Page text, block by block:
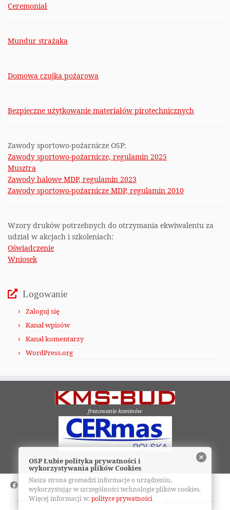
Ceremoniał
Mundur strażaka
Domowa czujka pożarowa
Bezpieczne użytkowanie materiałów pirotechnicznych
Zawody sportowo-pożarnicze OSP:
Zawody sportowo-pożarnicze, regulamin 2025
Musztra
Zawody halowe MDP, regulamin 2023
Zawody sportowo-pożarnicze MDP, regulamin 2010
Wzory druków potrzebnych do otrzymania ekwiwalentu za
udział w akcjach i szkoleniach:
Oświadczenie
Wniosek
Logowanie
Zaloguj się
Kanał wpisów
Kanał komentarzy
WordPress.org
frezowanie kominów
cięcie strumieniem wody
· © 2026 OSP Łubie·Oparte na ·Zaprojektowano z ·
OSP Łubie polityka prywatności i
wykorzystywania plików Cookies
Nasza strona gromadzi informacje o urządzeniu,
wykorzystując w szczególności technologie plików cookies.
Więcej informacji w:polityce prywatności